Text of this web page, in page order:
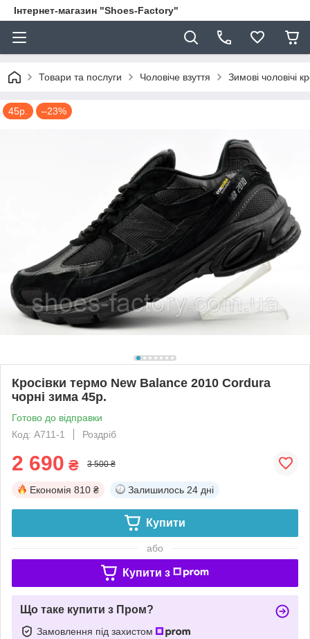
Інтернет-магазин "Shoes-Factory"
Товари та послуги Чоловіче взуття Зимові чоловічі
45р. –23%
Кросівки термо New Balance 2010 Cordura
чорні зима 45р.
Готово до відправки
Код: A711-1
Роздріб
2 690 ₴ 3 500 ₴
Економія 810 ₴ Залишилось 24 дні
Купити
або
Купити з
Що таке купити з Пром?
Замовлення під захистом